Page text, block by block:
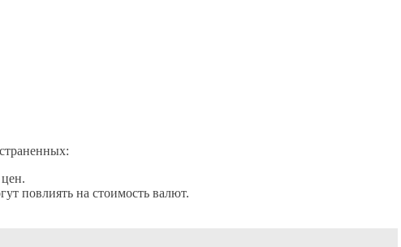
повлиять на стоимость валют.